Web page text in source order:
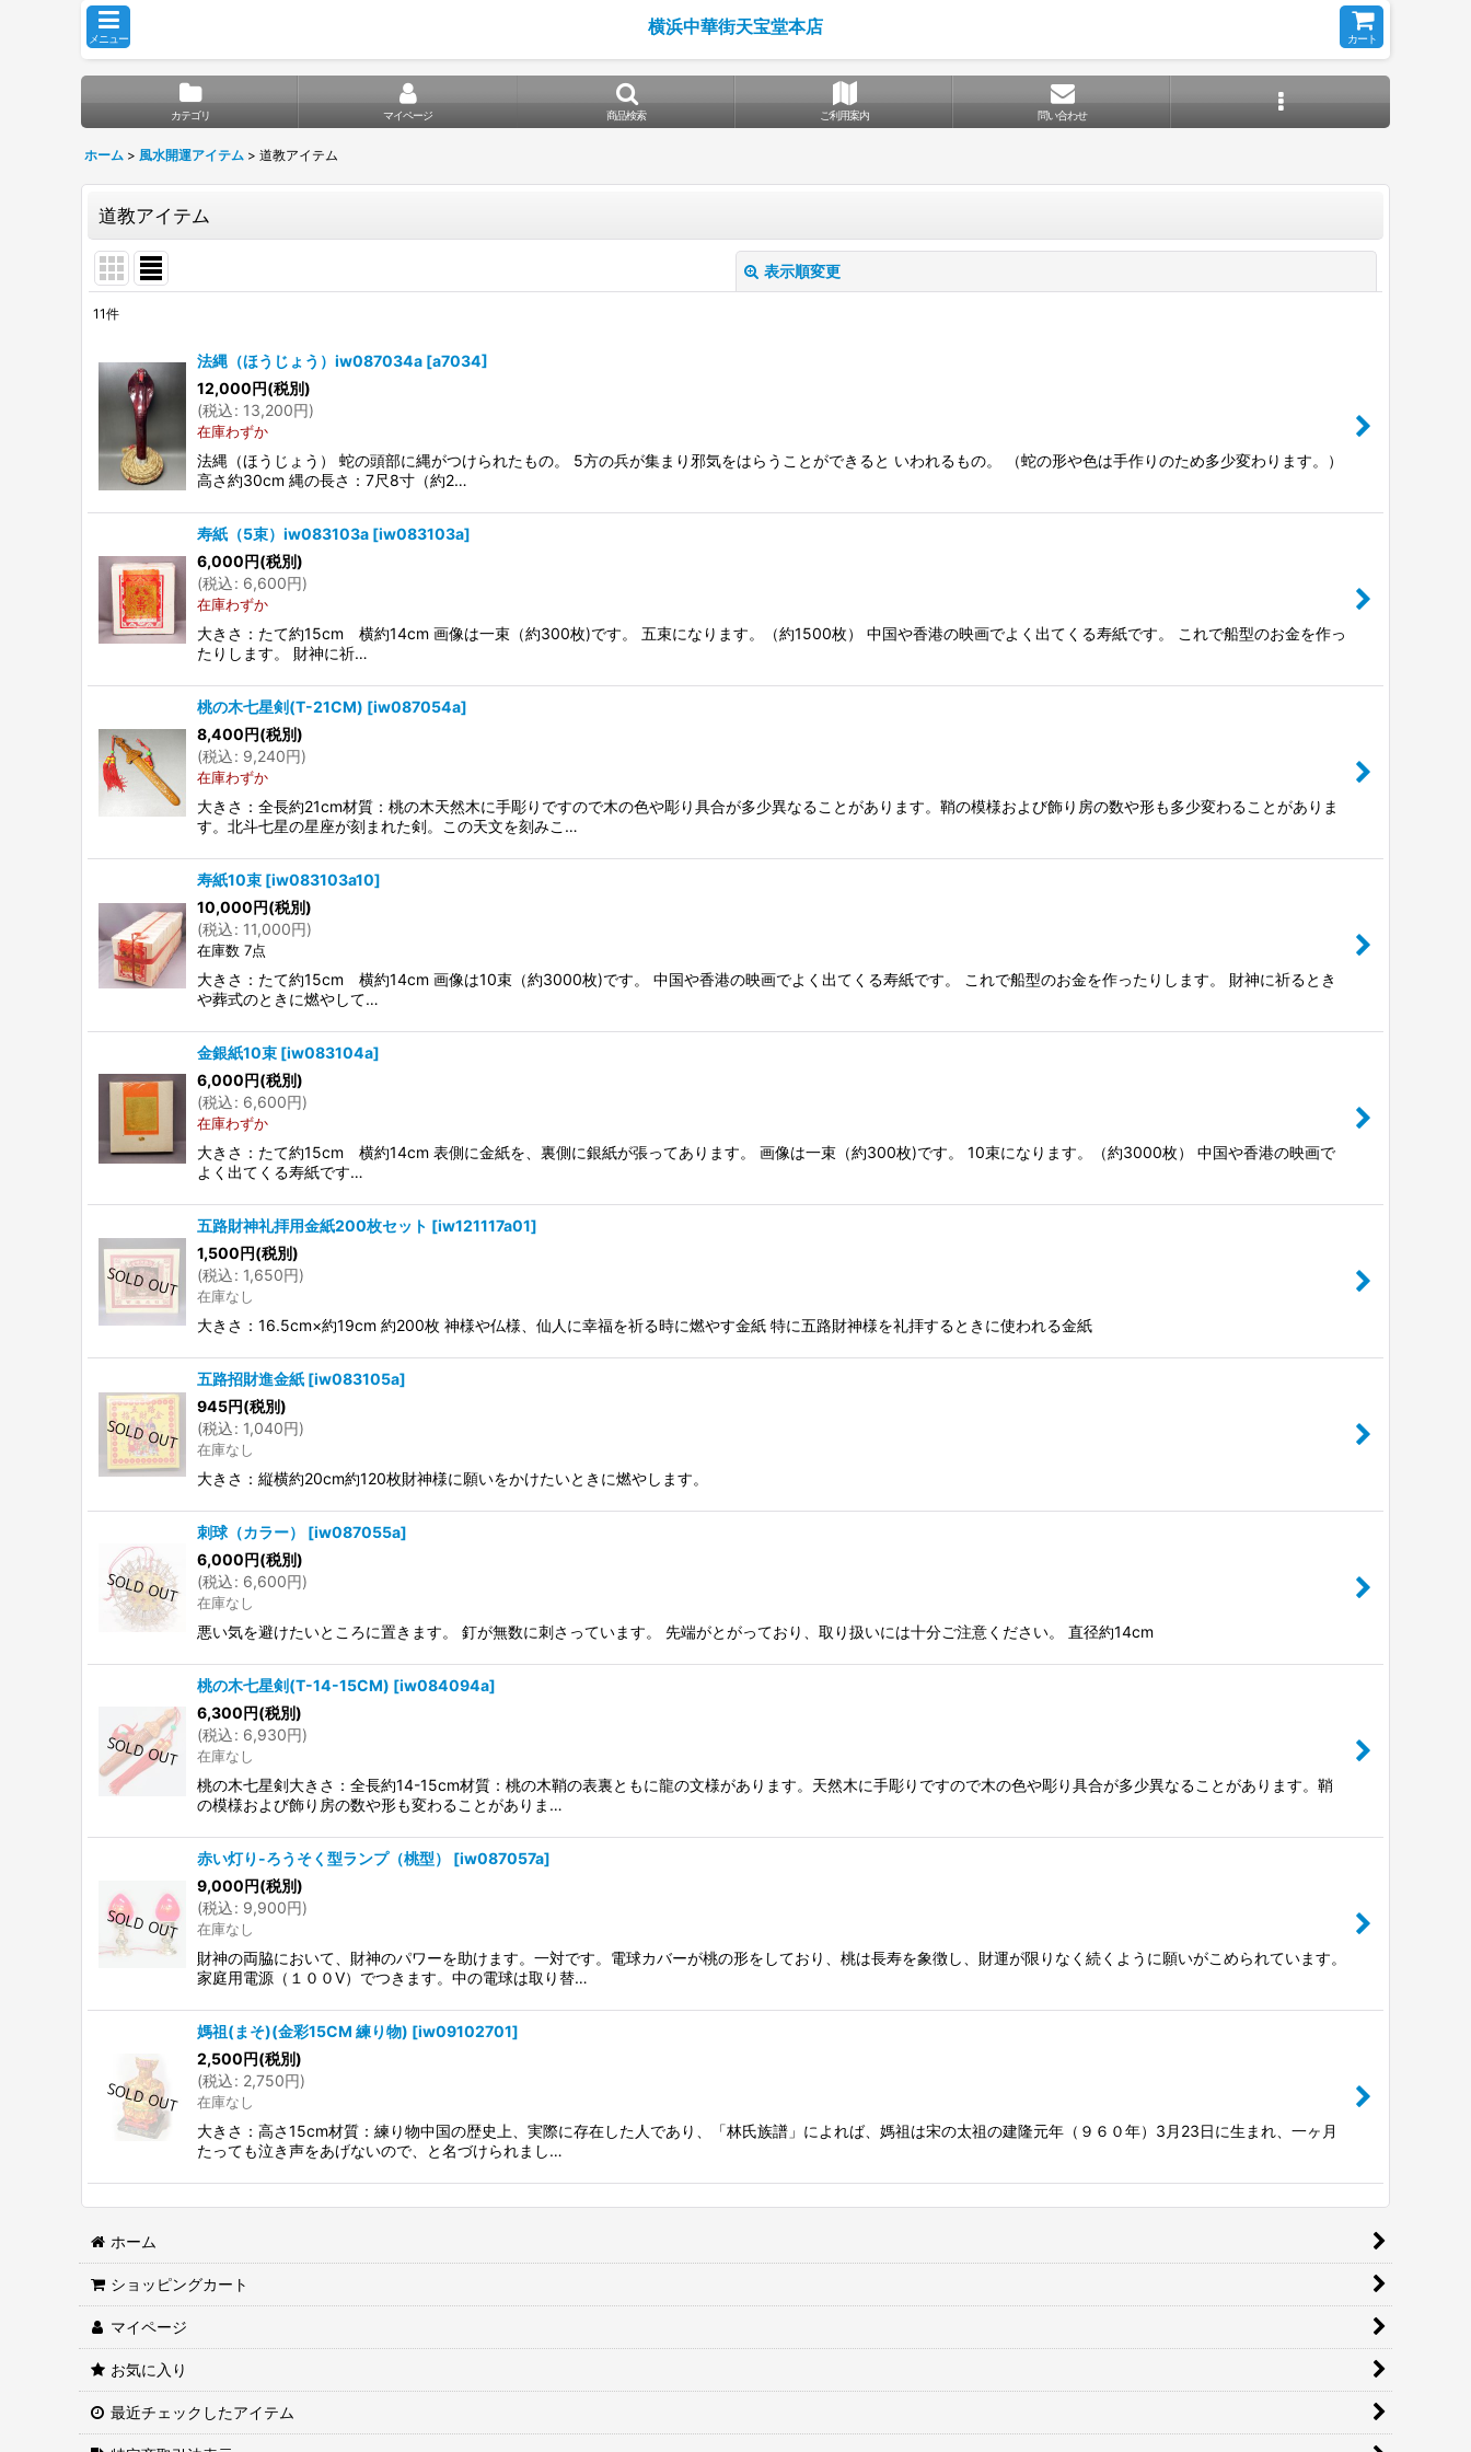
メニュー
横浜中華街天宝堂本店
カート
カテゴリ マイページ 商品検索 ご利用案内 問い合わせ
ホーム > 風水開運アイテム > 道教アイテム
道教アイテム
表示順変更
並び順:
絞り込む
11件
法縄（ほうじょう）iw087034a [a7034]
12,000円(税別)
(税込: 13,200円)
在庫わずか
法縄（ほうじょう） 蛇の頭部に縄がつけられたもの。 5方の兵が集まり邪気をはらうことができると いわれるもの。 （蛇の形や色は手作りのため多少変わります。）
高さ約30cm 縄の長さ：7尺8寸（約2…
寿紙（5束）iw083103a [iw083103a]
6,000円(税別)
(税込: 6,600円)
在庫わずか
大きさ：たて約15cm 横約14cm 画像は一束（約300枚)です。 五束になります。（約1500枚） 中国や香港の映画でよく出てくる寿紙です。 これで船型のお金を作っ
たりします。 財神に祈…
桃の木七星剣(T-21CM) [iw087054a]
8,400円(税別)
(税込: 9,240円)
在庫わずか
大きさ：全長約21cm材質：桃の木天然木に手彫りですので木の色や彫り具合が多少異なることがあります。鞘の模様および飾り房の数や形も多少変わることがありま
す。北斗七星の星座が刻まれた剣。この天文を刻みこ…
寿紙10束 [iw083103a10]
10,000円(税別)
(税込: 11,000円)
在庫数 7点
大きさ：たて約15cm 横約14cm 画像は10束（約3000枚)です。 中国や香港の映画でよく出てくる寿紙です。 これで船型のお金を作ったりします。 財神に祈るとき
や葬式のときに燃やして…
金銀紙10束 [iw083104a]
6,000円(税別)
(税込: 6,600円)
在庫わずか
大きさ：たて約15cm 横約14cm 表側に金紙を、裏側に銀紙が張ってあります。 画像は一束（約300枚)です。 10束になります。（約3000枚） 中国や香港の映画で
よく出てくる寿紙です…
五路財神礼拝用金紙200枚セット [iw121117a01]
1,500円(税別)
(税込: 1,650円)
在庫なし
大きさ：16.5cm×約19cm 約200枚 神様や仏様、仙人に幸福を祈る時に燃やす金紙 特に五路財神様を礼拝するときに使われる金紙
五路招財進金紙 [iw083105a]
945円(税別)
(税込: 1,040円)
在庫なし
大きさ：縦横約20cm約120枚財神様に願いをかけたいときに燃やします。
刺球（カラー） [iw087055a]
6,000円(税別)
(税込: 6,600円)
在庫なし
悪い気を避けたいところに置きます。 釘が無数に刺さっています。 先端がとがっており、取り扱いには十分ご注意ください。 直径約14cm
桃の木七星剣(T-14-15CM) [iw084094a]
6,300円(税別)
(税込: 6,930円)
在庫なし
桃の木七星剣大きさ：全長約14-15cm材質：桃の木鞘の表裏ともに龍の文様があります。天然木に手彫りですので木の色や彫り具合が多少異なることがあります。鞘
の模様および飾り房の数や形も変わることがありま…
赤い灯り-ろうそく型ランプ（桃型） [iw087057a]
9,000円(税別)
(税込: 9,900円)
在庫なし
財神の両脇において、財神のパワーを助けます。一対です。電球カバーが桃の形をしており、桃は長寿を象徴し、財運が限りなく続くように願いがこめられています。
家庭用電源（１００V）でつきます。中の電球は取り替…
媽祖(まそ)(金彩15CM 練り物) [iw09102701]
2,500円(税別)
(税込: 2,750円)
在庫なし
大きさ：高さ15cm材質：練り物中国の歴史上、実際に存在した人であり、「林氏族譜」によれば、媽祖は宋の太祖の建隆元年（９６０年）3月23日に生まれ、一ヶ月
たっても泣き声をあげないので、と名づけられまし…
ホーム
ショッピングカート
マイページ
お気に入り
最近チェックしたアイテム